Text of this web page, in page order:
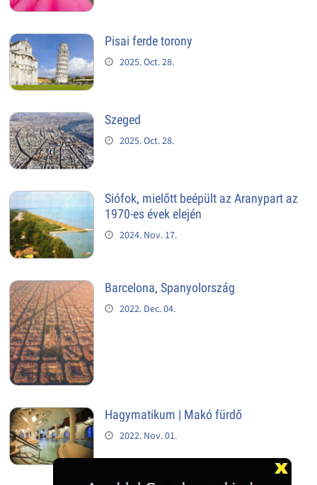
Pisai ferde torony
2025. Oct. 28.
Szeged
2025. Oct. 28.
Siófok, mielőtt beépült az Aranypart az
1970-es évek elején
2024. Nov. 17.
Barcelona, Spanyolország
2022. Dec. 04.
Hagymatikum | Makó fürdő
2022. Nov. 01.